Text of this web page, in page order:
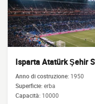
Isparta Atatürk Şehir
Anno di costruzione: 1950
Superficie:erba
Capacità: 10000